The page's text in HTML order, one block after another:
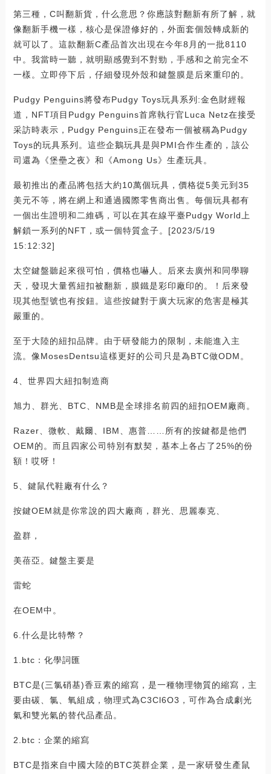
第三種，C叫翻新貨，什么意思？你應該對翻新有所了解，就
像翻新手機一樣，核心是保證修好的，外面套個殼轉成新的
就可以了。這款翻新C產品首次出現在今年8月的一批8110
中。我當時一聽，就明顯感覺到不對勁，手感和之前完全不
一樣。立即停下后，仔細發現外殼和鍵盤膜是后來重印的。
Pudgy Penguins將發布Pudgy Toys玩具系列:金色財經報
道，NFT項目Pudgy Penguins首席執行官Luca Netz在接受
采訪時表示，Pudgy Penguins正在發布一個被稱為Pudgy
Toys的玩具系列。這些企鵝玩具是與PMI合作生產的，該公
司還為《堡壘之夜》和《Among Us》生產玩具。
最初推出的產品將包括大約10萬個玩具，價格從5美元到35
美元不等，將在網上和通過國際零售商出售。每個玩具都有
一個出生證明和二維碼，可以在其在線平臺Pudgy World上
解鎖一系列的NFT，或一個特質盒子。[2023/5/19
15:12:32]
太空鍵盤聽起來很可怕，價格也嚇人。后來去廣州和同學聊
天，發現大量舊紐扣被翻新，膜鐵是彩印廠印的。！后來發
現其他型號也有按鈕。這些按鍵對于廣大玩家的危害是極其
嚴重的。
至于大陸的紐扣品牌。由于研發能力的限制，未能進入主
流。像MosesDentsu這樣更好的公司只是為BTC做ODM。
4、世界四大紐扣制造商
旭力、群光、BTC、NMB是全球排名前四的紐扣OEM廠商。
Razer、微軟、戴爾、IBM、惠普……所有的按鍵都是他們
OEM的。而且四家公司特別有默契，基本上各占了25%的份
額！哎呀！
5、鍵鼠代鞋廠有什么？
按鍵OEM就是你常說的四大廠商，群光、思麗泰克、
盈群，
美蓓亞。鍵盤主要是
雷蛇
在OEM中。
6.什么是比特幣？
1.btc：化學詞匯
BTC是(三氯硝基)香豆素的縮寫，是一種物理物質的縮寫，主
要由碳、氯、氧組成，物理式為C3Cl6O3，可作為合成劇光
氣和雙光氣的替代品產品。
2.btc：企業的縮寫
BTC是指來自中國大陸的BTC英群企業，是一家研發生產鼠